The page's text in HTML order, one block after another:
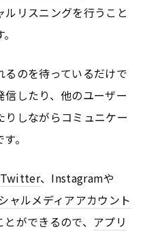
リスニングを行うこと
のを待っているだけで
信したり、他のユーザー
りしながらコミュニケー
。
Twitter、Instagramや
ャルメディアアカウント
ができるので、 アプリ